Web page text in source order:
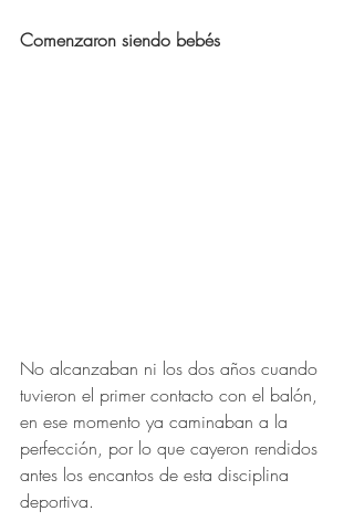
Comenzaron siendo bebés
No alcanzaban ni los dos años cuando
tuvieron el primer contacto con el balón,
en ese momento ya caminaban a la
perfección, por lo que cayeron rendidos
antes los encantos de esta disciplina
deportiva.